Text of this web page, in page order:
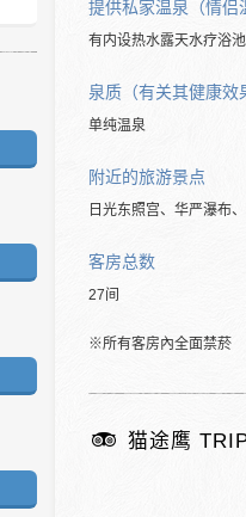
提供私家温泉（情侣
有内设热水露天水疗浴
泉质（有关其健康效
单纯温泉
附近的旅游景点
日光东照宫、华严瀑布
客房总数
27间
※所有客房內全面禁菸
猫途鹰